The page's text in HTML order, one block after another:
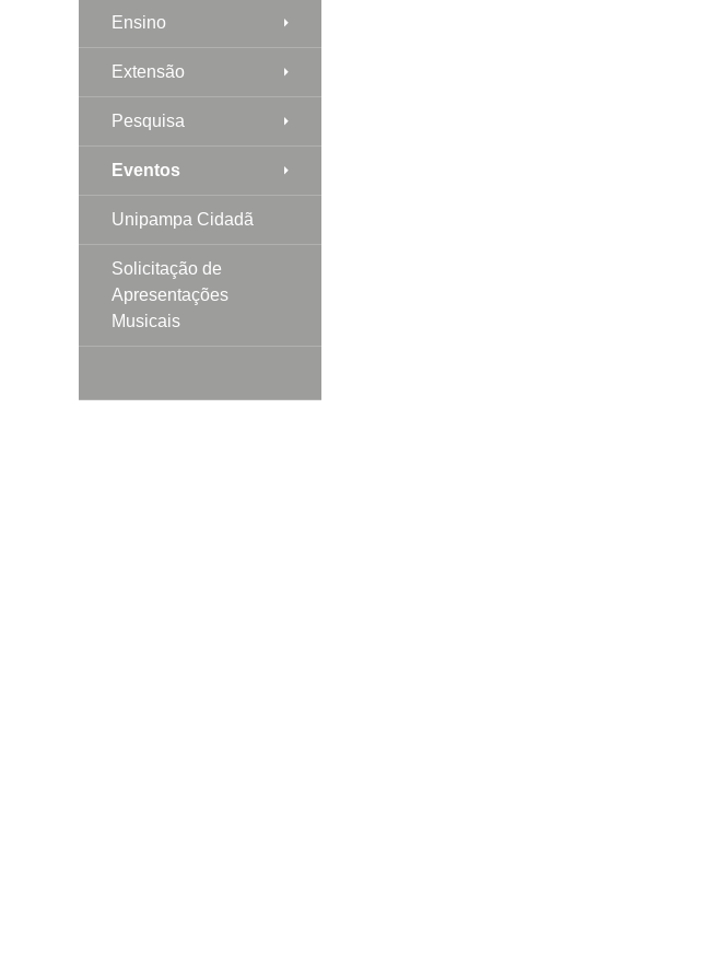
Ensino
Extensão
Pesquisa
Eventos
Unipampa Cidadã
Solicitação de
Apresentações
Musicais